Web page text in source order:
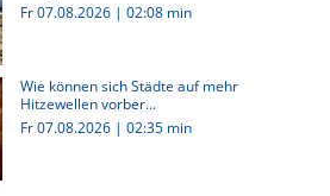
Fr 07.08.2026 | 02:08 min
Wie können sich Städte auf mehr
Hitzewellen vorber...
Fr 07.08.2026 | 02:35 min